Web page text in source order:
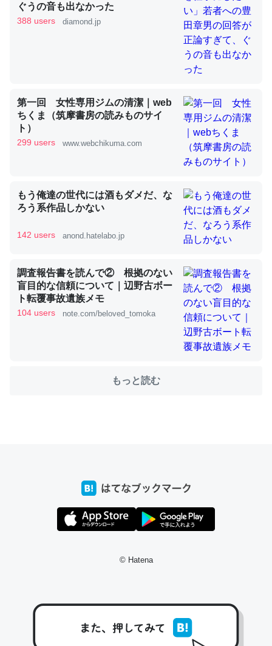
利だから両方が拮抗してるのでは」とあって面白い。海に
いる鋏角類（カブトガニ・ウミグモ）はカルシウムを使わ
ずキチンを強化してる筈だが、酵素が違うのか？
─ニュース :: 【研究発表】昆虫学の大問題＝「昆虫はなぜ海にいな
これを元に考えるとカルシウムを大量に使う脊椎動物と貝
類は苦労してるんだな…。腹足類だと殻を無くしてナメク
─ニュース :: 【研究発表】昆虫学の大問題＝「昆虫はなぜ海にいな
いのか」に関する新仮説
ウチもEchoを実家に置いて４年。でたまに覗いてる。ぼ
ちぼちRingも置こうかと画策中。あと、Googleマップで
位置情報を共有してる。電池残量や充電中かが分かるので
これ見て生きてるなって分かる。
─たまにLINEするくらいだった遠方の父67歳と僕。ITツール導入で
コミュニケーションが劇的に変化した｜tayorini by LIFULL介護
─たまにLINEするくらいだった遠方の父67歳と僕。ITツール導入で
コミュニケーションが劇的に変化した｜tayorini by LIFULL介護
回線代ほとんどかからないですよ。参考：
https://toyoshi.hatenablog.com/entry/2019/05/15/1805
ぐうの音も出なかった
388 users diamond.jp
第一回 女性専用ジムの清潔｜web
ちくま（筑摩書房の読みものサイ
ト）
299 users www.webchikuma.com
もう俺達の世代には酒もダメだ、な
ろう系作品しかない
142 users anond.hatelabo.jp
調査報告書を読んで② 根拠のない
盲目的な信頼について｜辺野古ボー
ト転覆事故遺族メモ
104 users note.com/beloved_tomoka
もっと読む
© Hatena